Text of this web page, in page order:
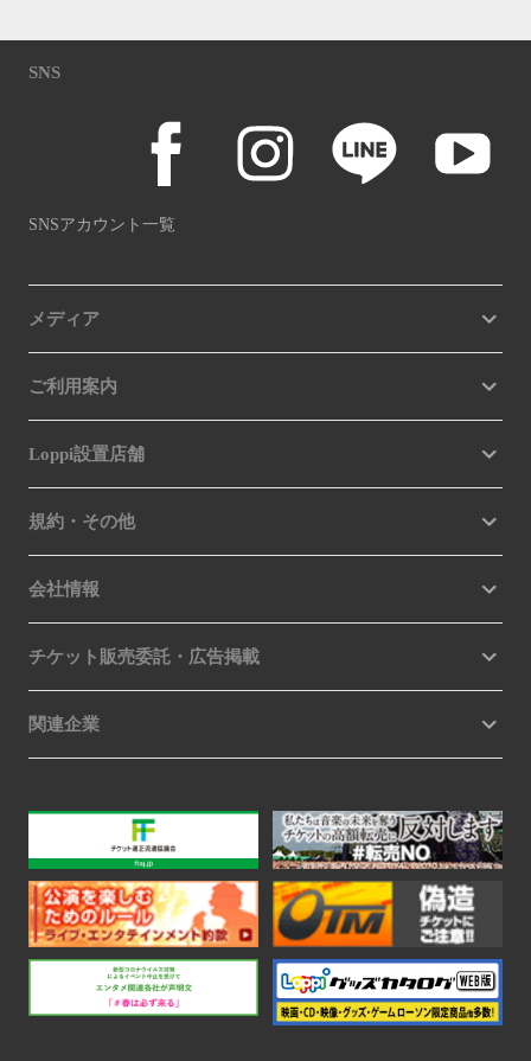
SNS
SNSアカウント一覧
メディア
ご利用案内
Loppi設置店舗
規約・その他
会社情報
チケット販売委託・広告掲載
関連企業